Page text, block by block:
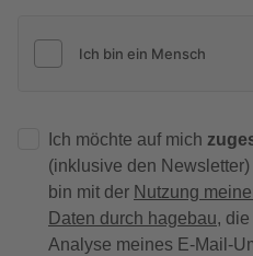
Ich möchte auf mich
(inklusive den
bin mit der Nutzung
Daten durch hagebau,
Analyse meines E-Mail-